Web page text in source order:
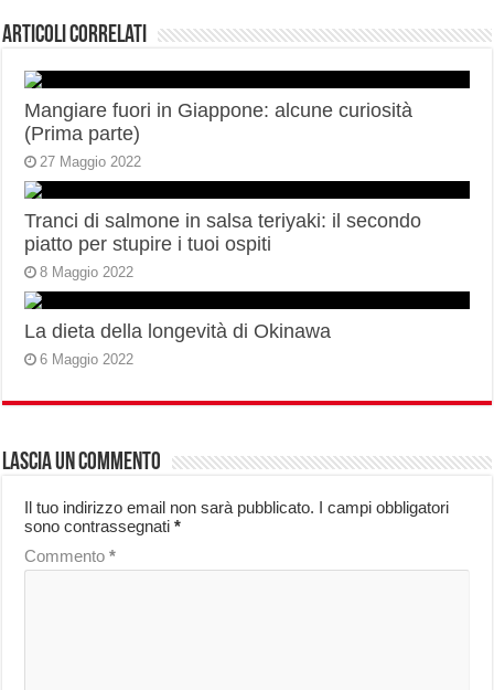
Articoli correlati
Mangiare fuori in Giappone: alcune curiosità
(Prima parte)
27 Maggio 2022
Tranci di salmone in salsa teriyaki: il secondo
piatto per stupire i tuoi ospiti
8 Maggio 2022
La dieta della longevità di Okinawa
6 Maggio 2022
Lascia un commento
Il tuo indirizzo email non sarà pubblicato. I campi obbligatori
sono contrassegnati*
Commento*